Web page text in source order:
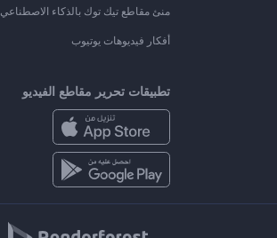
منئ مقاطع تيك توك بالذكاء الاصطناعي
أفكار فيديوهات يوتيوب
تطبيقات تحرير مقاطع الفيديو